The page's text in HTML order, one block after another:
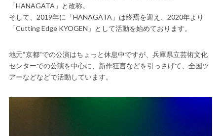
「HANAGATA」と改称。
そして、2019年に「HANAGATA」は終焉を迎え、2020年より
「Cutting Edge KYOGEN」として活動を始めております。
地元“京都”での公演はちょっと休息中ですが、兵庫県立芸術文化
センターでの公演を中心に、新作狂言などを引っさげて、全国ツ
アーなどなどで活動しています。